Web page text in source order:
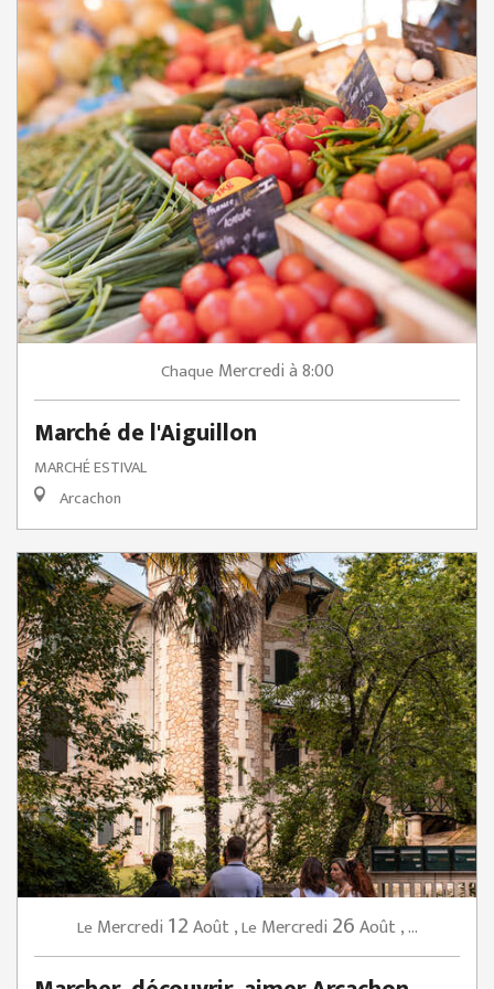
Chaque Mercredià 8:00
Marché de l'Aiguillon
MARCHÉ ESTIVAL
Arcachon
Le Mercredi 12Août,Le Mercredi 26Août,...